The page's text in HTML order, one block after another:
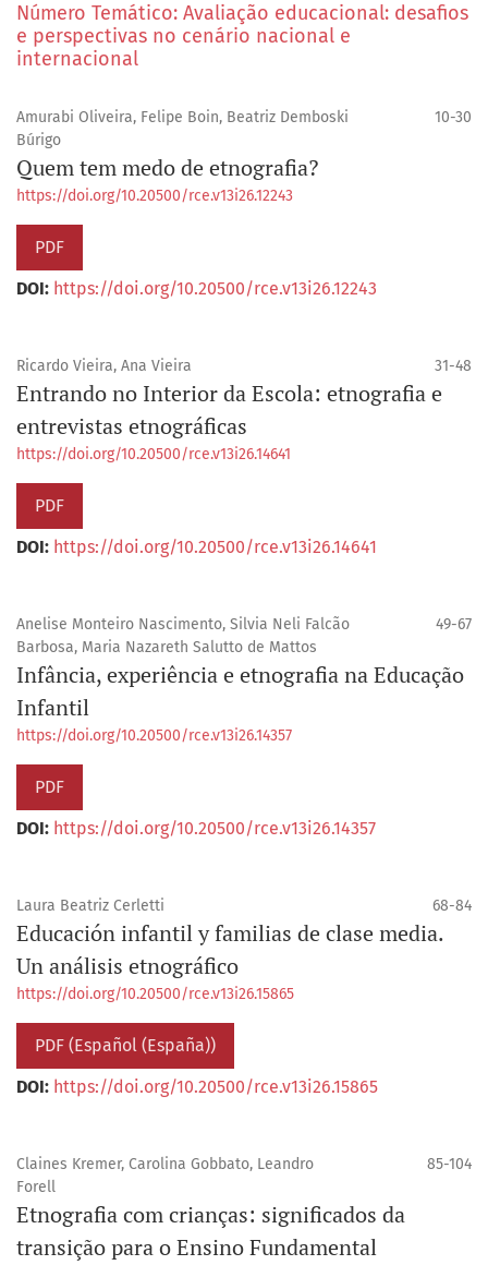
Número Temático: Avaliação educacional: desafios
e perspectivas no cenário nacional e
internacional
Amurabi Oliveira, Felipe Boin, Beatriz Demboski
Búrigo
10-30
Quem tem medo de etnografia?
https://doi.org/10.20500/rce.v13i26.12243
PDF
DOI: https://doi.org/10.20500/rce.v13i26.12243
Ricardo Vieira, Ana Vieira 31-48
Entrando no Interior da Escola: etnografia e
entrevistas etnográficas
https://doi.org/10.20500/rce.v13i26.14641
PDF
DOI: https://doi.org/10.20500/rce.v13i26.14641
Anelise Monteiro Nascimento, Silvia Neli Falcão
Barbosa, Maria Nazareth Salutto de Mattos
49-67
Infância, experiência e etnografia na Educação
Infantil
https://doi.org/10.20500/rce.v13i26.14357
PDF
DOI: https://doi.org/10.20500/rce.v13i26.14357
Laura Beatriz Cerletti 68-84
Educación infantil y familias de clase media.
Un análisis etnográfico
https://doi.org/10.20500/rce.v13i26.15865
PDF (Español (España))
DOI: https://doi.org/10.20500/rce.v13i26.15865
Claines Kremer, Carolina Gobbato, Leandro
Forell
85-104
Etnografia com crianças: significados da
transição para o Ensino Fundamental